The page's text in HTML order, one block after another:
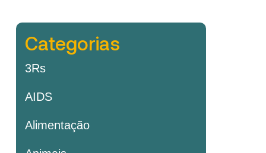
Categorias
3Rs
AIDS
Alimentação